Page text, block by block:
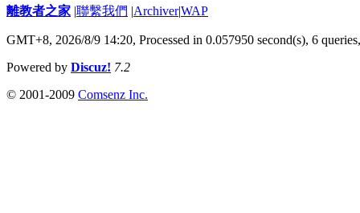
離教者之家 |聯繫我們 |Archiver|WAP
GMT+8, 2026/8/9 14:20, Processed in 0.057950 second(s), 6
Powered by Discuz! 7.2
© 2001-2009 Comsenz Inc.